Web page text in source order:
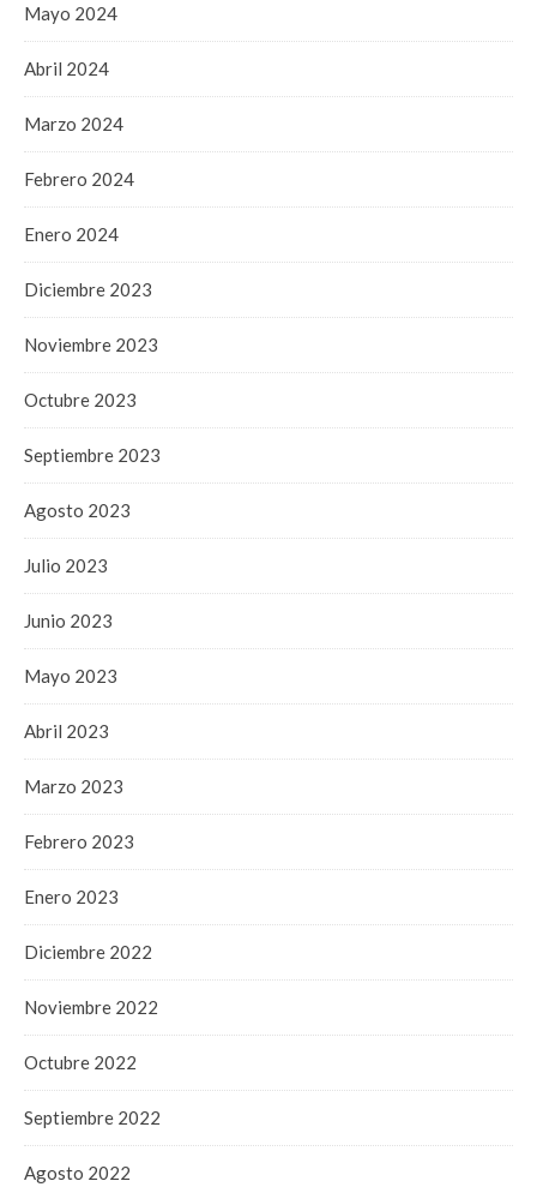
Mayo 2024
Abril 2024
Marzo 2024
Febrero 2024
Enero 2024
Diciembre 2023
Noviembre 2023
Octubre 2023
Septiembre 2023
Agosto 2023
Julio 2023
Junio 2023
Mayo 2023
Abril 2023
Marzo 2023
Febrero 2023
Enero 2023
Diciembre 2022
Noviembre 2022
Octubre 2022
Septiembre 2022
Agosto 2022